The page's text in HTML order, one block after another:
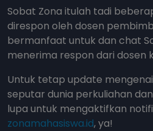
Sobat Zona itulah tadi
direspon oleh dosen
bermanfaat untuk dan chat
menerima respon dari dosen
Untuk tetap update
seputar dunia perkuliahan
lupa untuk mengaktifkan
zonamahasiswa.id, ya!